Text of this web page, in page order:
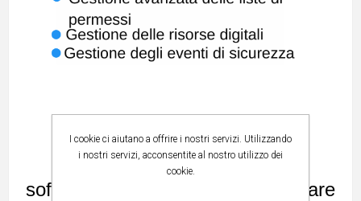
Catch Pulse Pro, collaudato
software di prevenzione del malware
I cookie ci aiutano a offrire i nostri servizi. Utilizzando
i nostri servizi, acconsentite al nostro utilizzo dei
cookie.